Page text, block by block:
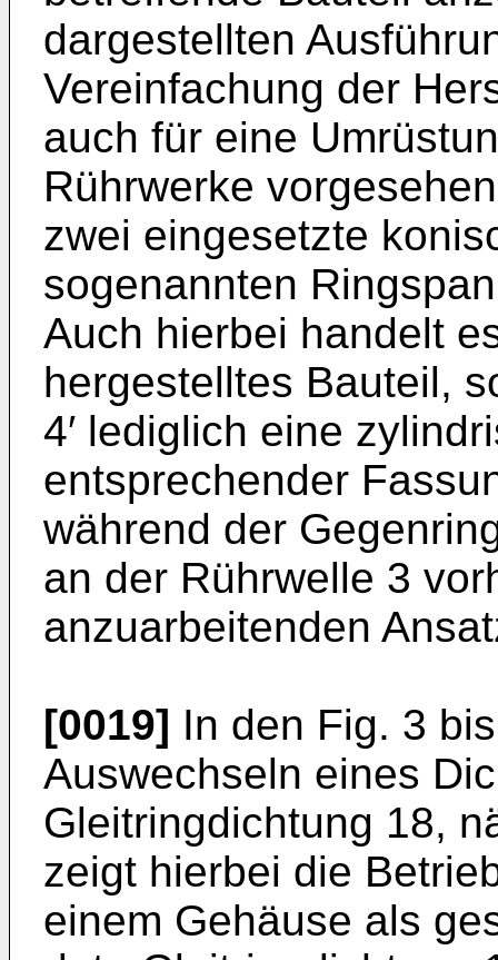
dargestellten
Vereinfachung der
auch für eine
Rührwerke
zwei eingesetzte
sogenannten
Auch hierbei handelt
hergestelltes Bauteil,
4′ lediglich eine
entsprechender
während der
an der Rührwelle 3
anzuarbeitenden
[0019] In den Fig. 3
Auswechseln eines
Gleitringdichtung 18,
zeigt hierbei die
einem Gehäuse als